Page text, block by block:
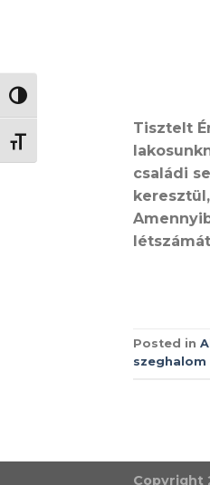
NAGY KONTRASZT VÁLTÁSA
BETŰMÉRET VÁLTÁSA
Tisztelt
családi
Posted in
szeghalom
Copyright